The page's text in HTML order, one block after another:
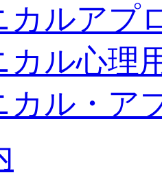
カルアプ
カル心理
カル・ア